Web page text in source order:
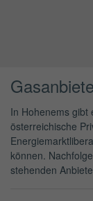
In Hohenems gibt
österreichische
können.
stehenden